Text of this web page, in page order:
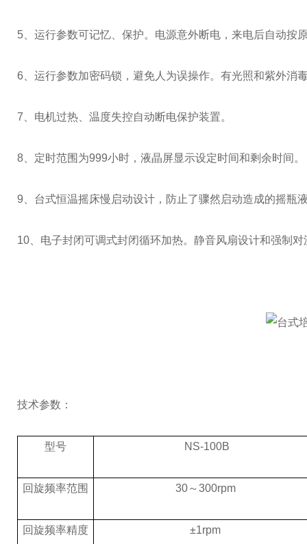
5、运行参数可记忆、保护。电源意外断电，来电后自动按
6、运行参数加密码锁，避免人为误操作。有光照和紫外消
7、电机过热、温度失控自动断电保护装置。
8、定时范围为999小时，液晶屏显示设定时间和剩余时间。
9、台式恒温摇床慢启动设计，防止了骤然启动造成的摇瓶
10、电子封闭可调式封闭循环加热。静音风扇设计和强制
技术参数：
型号 NS-100B
回旋频率范围 30～300rpm
回旋频率精度 ±1rpm